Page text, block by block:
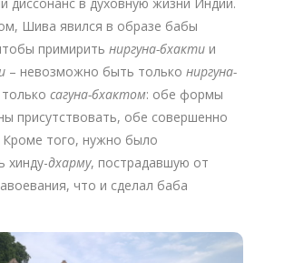
Шива явился в образе бабы
примирить ниргуна-бхактии
– невозможно быть только ниргуна-
сагуна-бхактом: обе формы
присутствовать, обе совершенно
того, нужно было
хинду-дхарму, пострадавшую от
что и сделал баба